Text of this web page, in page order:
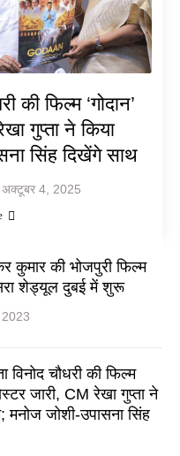
की फिल्म ‘गोदान’
गुप्ता ने किया
सिंह दिखेंगे साथ
अक्टूबर 4, 2025
कुमार की भोजपुरी फिल्म
शेड्यूल दुबई में शुरू
विनोद चौधरी की फिल्म
जारी, CM रेखा गुप्ता ने
मनोज जोशी-उपासना सिंह